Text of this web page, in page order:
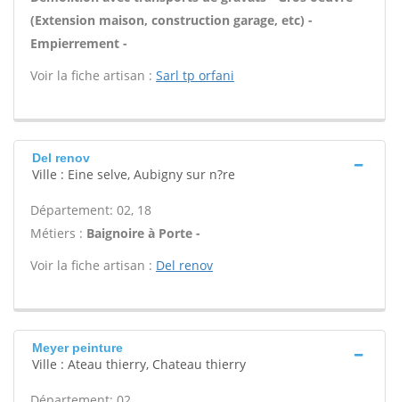
(Extension maison, construction garage, etc) -
Empierrement -
Voir la fiche artisan : Sarl tp orfani
Del renov
Ville : Eine selve, Aubigny sur n?re
Département: 02, 18
Métiers : Baignoire à Porte -
Voir la fiche artisan : Del renov
Meyer peinture
Ville : Ateau thierry, Chateau thierry